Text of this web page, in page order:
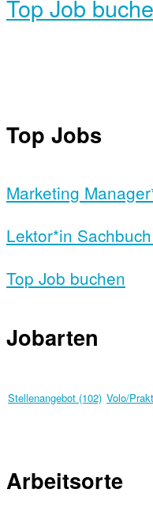
Top Job
Top Jobs
Marketing
Lektor*in
Top Job buchen
Jobarten
Stellenangebot (102) Volo/
Arbeitsorte